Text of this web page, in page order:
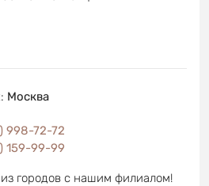
: Москва
998-72-72
159-99-99
городов с нашим филиалом!